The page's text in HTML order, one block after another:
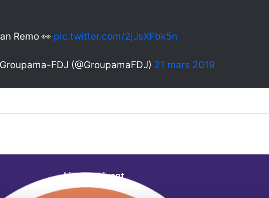
Remo 👀 pic.twitter.com/2jJsXFbk5n
FDJ (@GroupamaFDJ) 21 mars 2019
Lire le suivant